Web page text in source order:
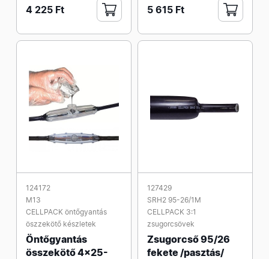
4 225 Ft 5 615 Ft
124172
M13
CELLPACK öntőgyantás
öszzekötő készletek
Öntőgyantás
összekötő 4x25-
127429
SRH2 95-26/1M
CELLPACK 3:1
zsugorcsövek
Zsugorcső 95/26
fekete /pasztás/